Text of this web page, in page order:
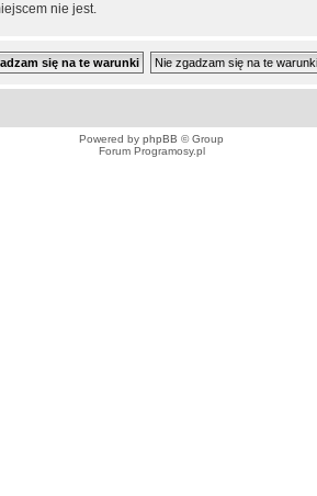
nie jest.
Powered by phpBB © Group
Forum Programosy.pl